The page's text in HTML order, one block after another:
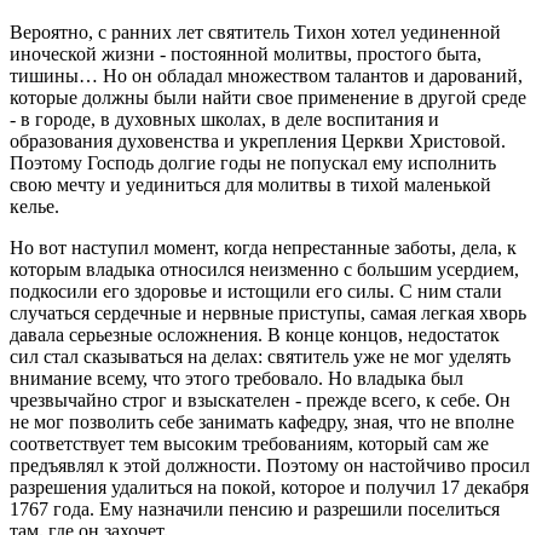
Вероятно, с ранних лет святитель Тихон хотел уединенной
иноческой жизни - постоянной молитвы, простого быта,
тишины… Но он обладал множеством талантов и дарований,
которые должны были найти свое применение в другой среде
- в городе, в духовных школах, в деле воспитания и
образования духовенства и укрепления Церкви Христовой.
Поэтому Господь долгие годы не попускал ему исполнить
свою мечту и уединиться для молитвы в тихой маленькой
келье.
Но вот наступил момент, когда непрестанные заботы, дела, к
которым владыка относился неизменно с большим усердием,
подкосили его здоровье и истощили его силы. С ним стали
случаться сердечные и нервные приступы, самая легкая хворь
давала серьезные осложнения. В конце концов, недостаток
сил стал сказываться на делах: святитель уже не мог уделять
внимание всему, что этого требовало. Но владыка был
чрезвычайно строг и взыскателен - прежде всего, к себе. Он
не мог позволить себе занимать кафедру, зная, что не вполне
соответствует тем высоким требованиям, который сам же
предъявлял к этой должности. Поэтому он настойчиво просил
разрешения удалиться на покой, которое и получил 17 декабря
1767 года. Ему назначили пенсию и разрешили поселиться
там, где он захочет.